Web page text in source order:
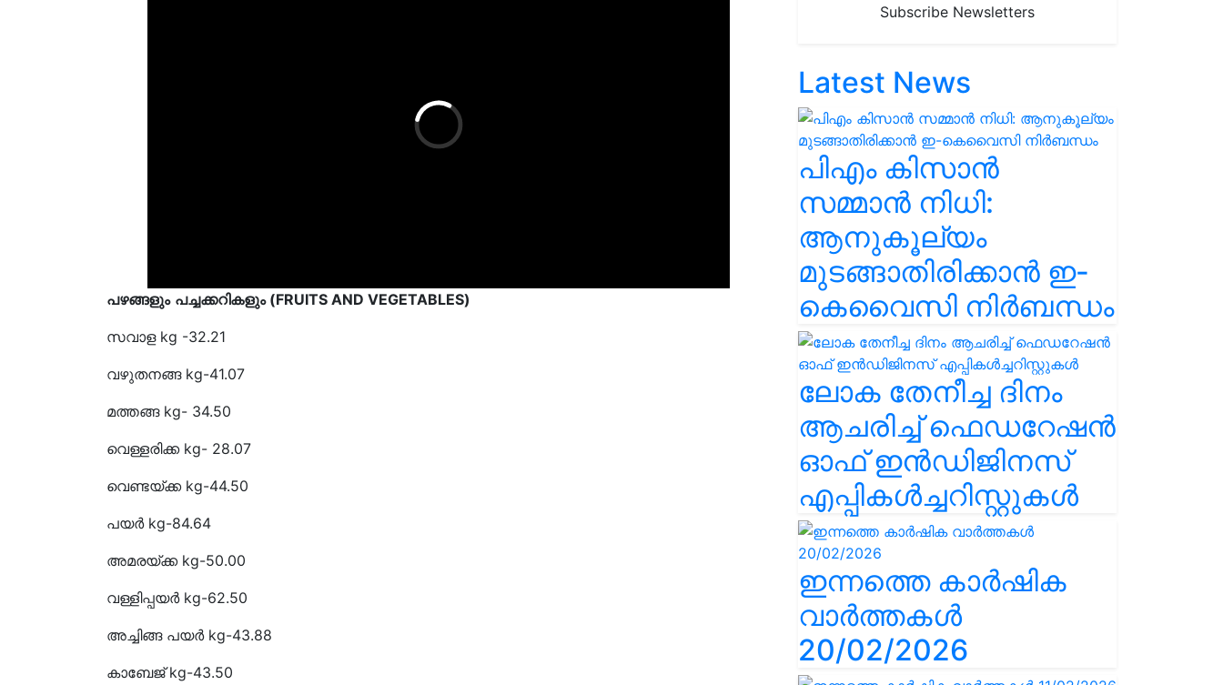
പഴങ്ങളും പച്ചക്കറികളും(FRUITS AND VEGETABLES)
സവാളkg -32.21
വഴുതനങ്ങkg-41.07
മത്തങ്ങkg- 34.50
വെള്ളരിക്കkg- 28.07
വെണ്ടയ്ക്കkg-44.50
പയർkg-84.64
അമരയ്ക്കkg-50.00
വള്ളിപ്പയർkg-62.50
അച്ചിങ്ങ പയർkg-43.88
കാബേജ്kg-43.50
Subscribe Newsletters
Latest News
പിഎം കിസാൻ
സമ്മാൻ നിധി:
ആനുകൂല്യം
മുടങ്ങാതിരിക്കാൻ ഇ-
കെവൈസി നിർബന്ധം
ലോക തേനീച്ച ദിനം
ആചരിച്ച് ഫെഡറേഷൻ
ഓഫ് ഇൻഡിജിനസ്
എപ്പികൾച്ചറിസ്റ്റുകൾ
ഇന്നത്തെ കാർഷിക
വാർത്തകൾ
20/02/2026